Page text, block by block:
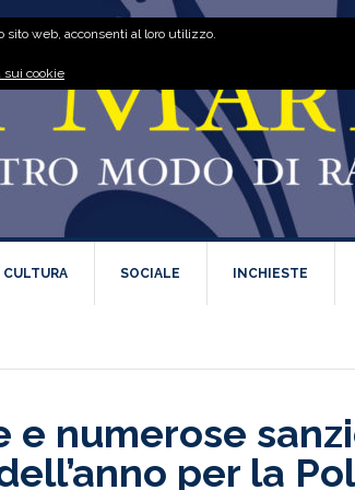
CULTURA SOCIALE INCHIESTE
numerose
per la
web, acconsenti al loro utilizzo.
sui cookie